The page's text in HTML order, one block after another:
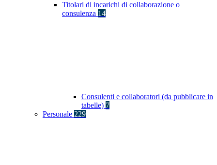
Titolari di incarichi di collaborazione o
consulenza 14
Consulenti e collaboratori (da pubblicare in
tabelle) 7
Personale 229